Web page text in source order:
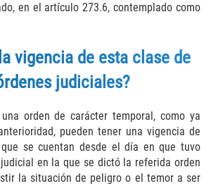
Fraude del Bienestar Público
Fraude Del Seguro De Desempleo
Fraude Inmobiliario
Práctica No Autorizada de la
Medicina
de Hurto
en el artículo 273.6, contemplado como
vigencia de esta clase de
judiciales?
orden de carácter temporal, como ya
pueden tener una vigencia de
se cuentan desde el día en que tuvo
en la que se dictó la referida orden
la situación de peligro o el temor a ser